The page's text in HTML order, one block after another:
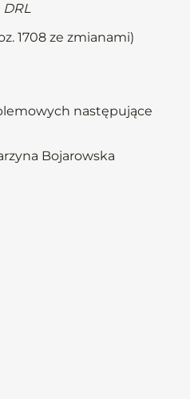
1708 ze zmianami)
następujące
Bojarowska